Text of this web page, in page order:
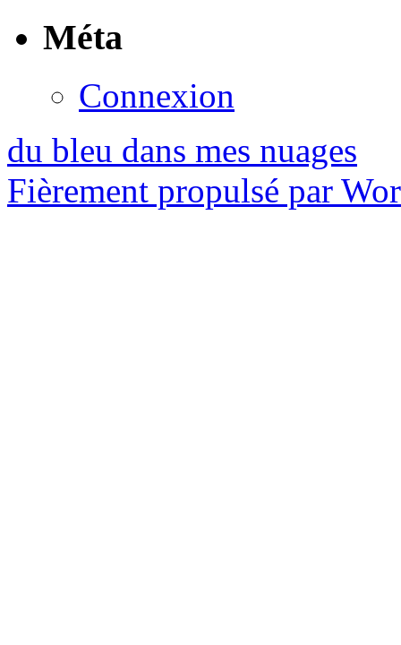
Méta
Connexion
du bleu dans mes nuages
Fièrement propulsé par